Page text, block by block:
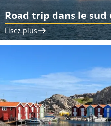
Road trip dans le sud
Lisez plus